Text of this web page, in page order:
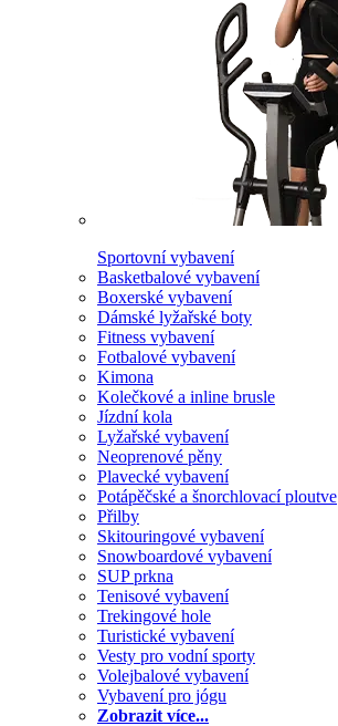
Sportovní vybavení
Basketbalové vybavení
Boxerské vybavení
Dámské lyžařské boty
Fitness vybavení
Fotbalové vybavení
Kimona
Kolečkové a inline brusle
Jízdní kola
Lyžařské vybavení
Neoprenové pěny
Plavecké vybavení
Potápěčské a šnorchlovací ploutve
Přilby
Skitouringové vybavení
Snowboardové vybavení
SUP prkna
Tenisové vybavení
Trekingové hole
Turistické vybavení
Vesty pro vodní sporty
Volejbalové vybavení
Vybavení pro jógu
Zobrazit více...